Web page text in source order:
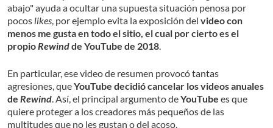
abajo" ayuda a ocultar una supuesta situación penosa por
pocos likes , por ejemplo evita la exposición del video con
menos me gusta en todo el sitio, el cual por cierto es el
propio Rewindde YouTube de 2018
En particular, ese video de resumen provocó tantas
agresiones, queYouTube decidió cancelar los videos anuales
de Rewind . Así, el principal argumento deYouTube es que
quiere proteger a los creadores más pequeños de las
multitudes que no les gustan o del acoso.